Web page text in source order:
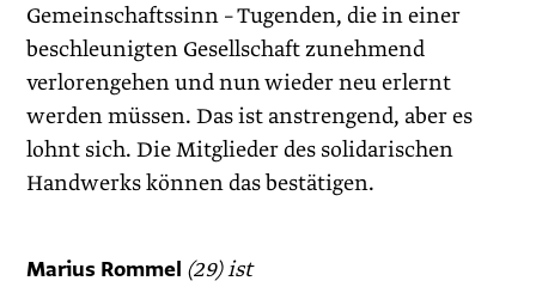
Gemeinschaftssinn – Tugenden, die in einer
beschleunigten Gesellschaft zunehmend
verlorengehen und nun wieder neu erlernt
werden müssen. Das ist anstrengend, aber es
lohnt sich. Die Mitglieder des solidarischen
Handwerks können das bestätigen.
Marius Rommel (29) ist